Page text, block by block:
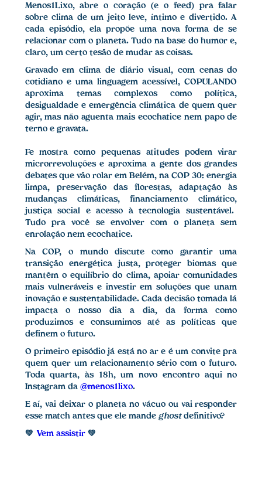
Menos1Lixo, abre o coração (e o feed) pra falar
sobre clima de um jeito leve, íntimo e divertido. A
cada episódio, ela propõe uma nova forma de se
relacionar com o planeta. Tudo na base do humor e,
claro, um certo tesão de mudar as coisas.
Gravado em clima de diário visual, com cenas do
cotidiano e uma linguagem acessível,COPULANDO
aproxima temas complexos como política,
desigualdade e emergência climática de quem quer
agir, mas não aguenta mais ecochatice nem papo de
terno e gravata.
Fe mostra como pequenas atitudes podem virar
microrrevoluções e aproxima a gente dos grandes
debates que vão rolar em Belém, na COP 30: energia
limpa,preservação das florestas, adaptação às
mudanças climáticas,financiamento climático,
justiça social e acesso à tecnologia sustentável.
Tudo pra você se envolver com o planeta sem
enrolação nem ecochatice.
Na COP, o mundo discute como garantir uma
transição energética justa, proteger biomas que
mantêm o equilíbrio do clima, apoiar comunidades
mais vulneráveis e investir em soluções que unam
inovação e sustentabilidade. Cada decisão tomada lá
impacta o nosso dia a dia, da forma como
produzimos e consumimos até as políticas que
definem o futuro.
O primeiro episódio já está no ar e é um convite pra
quem quer um relacionamento sério com o futuro.
Toda quarta, às 18h, um novo encontro aqui no
Instagram da@menos1lixo.
E aí, vai deixar o planeta no vácuo ou vai responder
esse match antes que ele mande ghostdefinitivo?
💚 Vem assistir 💚